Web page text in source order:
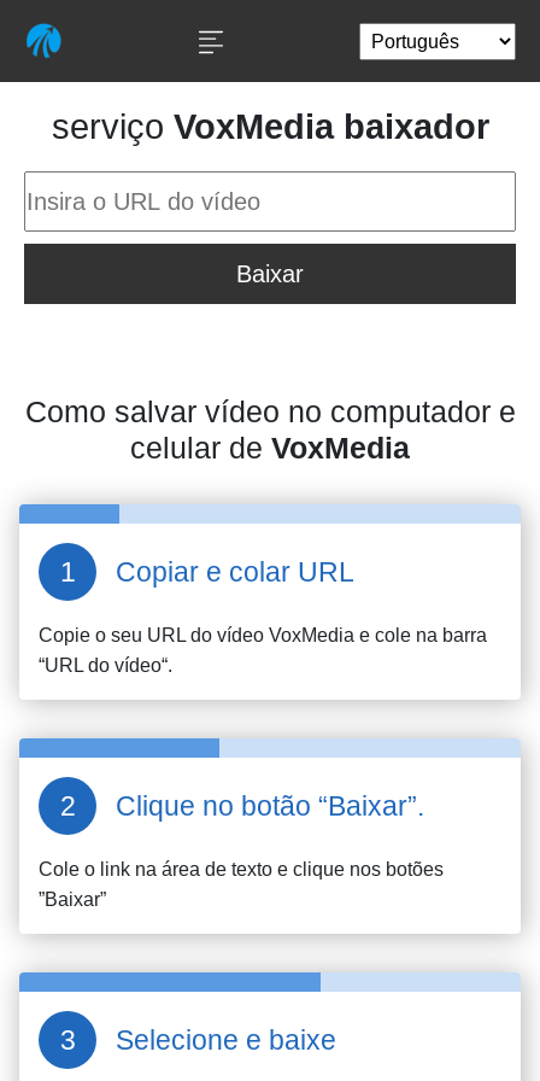
serviço VoxMedia baixador
Baixar
Como salvar vídeo no computador e
celular de VoxMedia
Copiar e colar URL
Copie o seu URL do vídeo VoxMedia e cole na barra
“URL do vídeo“.
Clique no botão “Baixar”.
Cole o link na área de texto e clique nos botões
”Baixar”
Selecione e baixe